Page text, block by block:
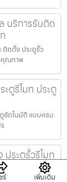
บริการรับติด
ติดตั้ง ประตูรั้ว
คุณภาพ
ตูรีโมท ประตู
อัตโนมัติ แบบครบ
ระตูรั้วรีโมท
ร์ เพิ่มเติม